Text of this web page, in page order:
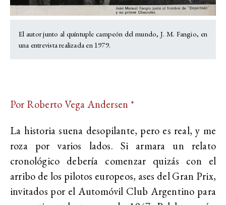
El autor junto al quíntuple campeón del mundo, J. M. Fangio, en
una entrevista realizada en 1979.
Por Roberto Vega Andersen *
La historia suena desopilante, pero es real, y me
roza por varios lados. Si armara un relato
cronológico debería comenzar quizás con el
arribo de los pilotos europeos, ases del Gran Prix,
invitados por el Automóvil Club Argentino para